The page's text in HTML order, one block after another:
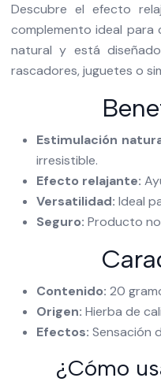
Descubre el efecto
complemento ideal
natural y está
rascadores, juguetes o
Estimulación
irresistible.
Efecto relajante:
Versatilidad: Ideal
Seguro: Producto
Contenido: 20
Origen: Hierba de
Efectos: Sensación
¿Cómo